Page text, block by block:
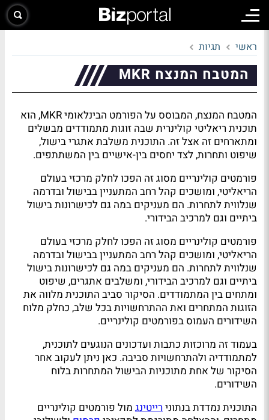
ראשי תגיות
המטבח המנצח MKR
המטבח המנצח, המבוסס על הפורמט הבינלאומי MKR, הוא
תוכנית ריאליטי קולינרית שבה זוגות מתמודדים מבשלים
ומתארחים זה אצל זה. התוכנית משלבת אתגרי בישול,
שיפוט ותחרות, לצד יחסים בין-אישיים בין המשתתפים.
פורמטים קולינריים מסוג זה הפכו לחלק מרכזי בעולם
הריאליטי, ומושכים קהל רחב המתעניין בבישול ובדרמה
שנלווית לתחרות. הם מעניקים במה גם לכישרונות בישול
ביתיים וגם למרכיב הבידורי.
פורמטים קולינריים מסוג זה הפכו לחלק מרכזי בעולם
הריאליטי, ומושכים קהל רחב המתעניין בבישול ובדרמה
שנלווית לתחרות. הם מעניקים במה גם לכישרונות בישול
ביתיים וגם למרכיב הבידורי, ומשלבים אתגרים, שיפוט
ומתחים בין המתמודדים. הסיקור סביב התוכנית מלווה את
הזוגות המתחרים ואת ההתרחשויות בכל שלב, כחלק מלוח
השידורים העמוס בפורמטים קולינריים.
בעמוד זה מרוכזות כתבות ועדכונים הנוגעים לתוכנית,
למתמודדיה ולהתרחשויות סביבה. כאן ניתן לעקוב אחר
הסיקור של אחת מתוכניות הבישול המתחרות בלוח
השידורים.
התוכנית נמדדת בנתונירייטינג מול פורמטים קולינריים